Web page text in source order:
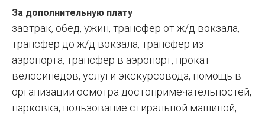
За дополнительную плату
завтрак, обед, ужин, трансфер от ж/д вокзала,
трансфер до ж/д вокзала, трансфер из
аэропорта, трансфер в аэропорт, прокат
велосипедов, услуги экскурсовода, помощь в
организации осмотра достопримечательностей,
парковка, пользование стиральной машиной,